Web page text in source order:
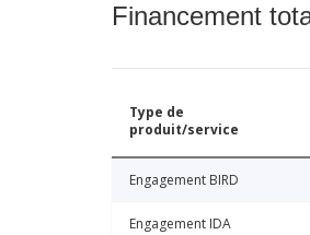
Financement
Type de
produit/service
Engagement BIRD
Engagement IDA